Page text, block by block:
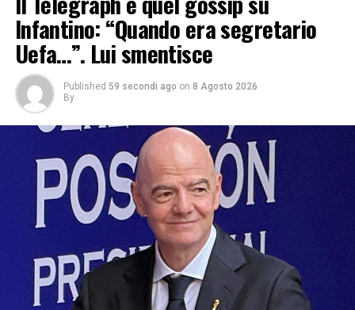
Infantino: “Quando era segretario
Uefa…”. Lui smentisce
Published 59 secondi ago on 8 Agosto 2026
By